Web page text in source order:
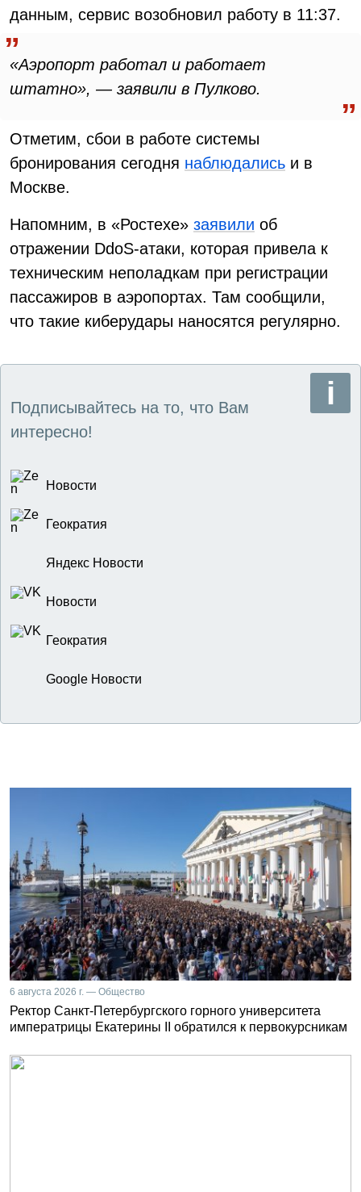
данным, сервис возобновил работу в 11:37.
«Аэропорт работал и работает
штатно», — заявили в Пулково.
Отметим, сбои в работе системы
бронирования сегодня наблюдались и в
Москве.
Напомним, в «Ростехе» заявили об
отражении DdoS-атаки, которая привела к
техническим неполадкам при регистрации
пассажиров в аэропортах. Там сообщили,
что такие киберудары наносятся регулярно.
Подписывайтесь на то, что Вам
интересно!
Новости
Геократия
Яндекс Новости
Новости
Геократия
Google Новости
6 августа 2026 г. — Общество
Ректор Санкт-Петербургского горного университета
императрицы Екатерины II обратился к первокурсникам